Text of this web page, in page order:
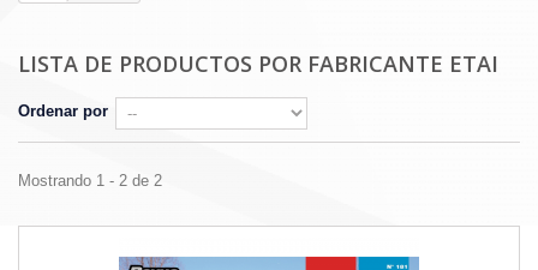
LISTA DE PRODUCTOS POR FABRICANTE ETAI
Ordenar por
Mostrando 1 - 2 de 2